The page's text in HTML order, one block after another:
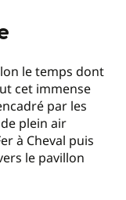
le temps dont
cet immense
par les
plein air
à Cheval puis
le pavillon